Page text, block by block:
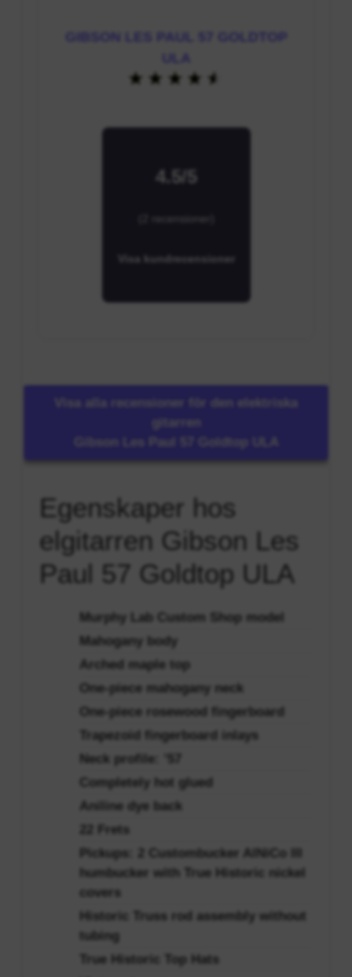
4.5/5
Visa kundrecensioner
Visa alla recensioner för den elektriska
gitarren
Gibson Les Paul 57 Goldtop ULA
Egenskaper hos
elgitarren Gibson Les
Paul 57 Goldtop ULA
Murphy Lab Custom Shop model
Mahogany body
Arched maple top
One-piece mahogany neck
One-piece rosewood fingerboard
Trapezoid fingerboard inlays
Neck profile: ’57
Completely hot glued
Aniline dye back
22 Frets
Pickups: 2 Custombucker AlNiCo III
humbucker with True Historic nickel
covers
Historic Truss rod assembly without
tubing
True Historic Top Hats